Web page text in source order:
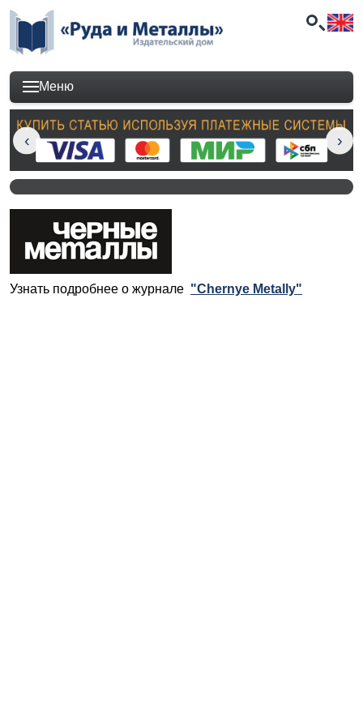
Меню
Узнать подробнее о журнале "Chernye Metally"